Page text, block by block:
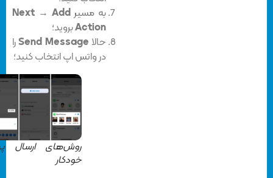
به مسیر
Next→Add
Actionبروید؛
حالا Send Messageرا
در واتس اپ انتخاب کنید؛
روش‌های ارسال پیام
خودکار